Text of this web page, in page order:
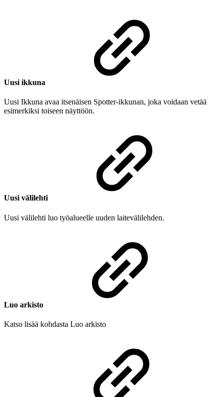
Uusi ikkuna
Uusi Ikkuna avaa itsenäisen Spotter-ikkunan, joka voidaan vetää
esimerkiksi toiseen näyttöön.
Uusi välilehti
Uusi välilehti luo työalueelle uuden laitevälilehden.
Luo arkisto
Katso lisää kohdasta Luo arkisto